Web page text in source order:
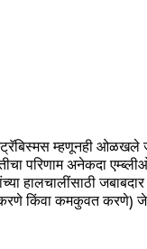
म्हणूनही ओळखले
परिणाम अनेकदा
हालचालींसाठी
करणे किंवा कमकुवत करणे)